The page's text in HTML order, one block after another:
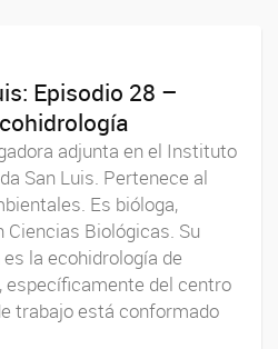
Episodio 28 –
adjunta en el Instituto
San Luis. Pertenece al
Es bióloga,
Biológicas. Su
la ecohidrología de
del centro
trabajo está conformado